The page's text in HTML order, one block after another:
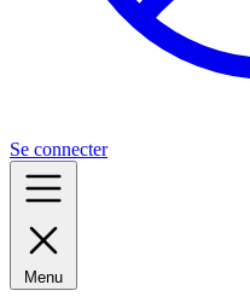
Se connecter
Menu